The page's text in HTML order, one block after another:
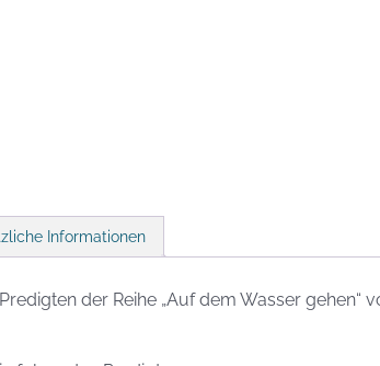
Informationen
der Reihe „Auf dem Wasser